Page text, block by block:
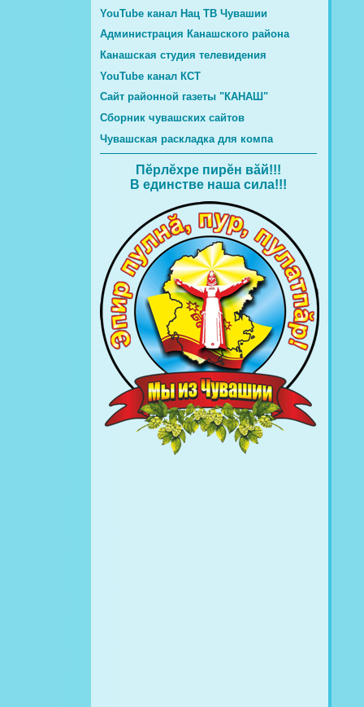
YouTube канал Нац ТВ Чувашии
Администрация Канашского района
Канашская студия телевидения
YouTube канал КСТ
Сайт районной газеты "КАНАШ"
Сборник чувашских сайтов
Чувашская раскладка для компа
Пĕрлĕхре пирĕн вăй!!!
В единстве наша сила!!!